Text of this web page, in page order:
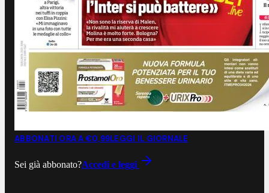
ABBONATI ORA A €0,99LEGGI IL GIORNALE
Sei già abbonato?Accedi e leggi